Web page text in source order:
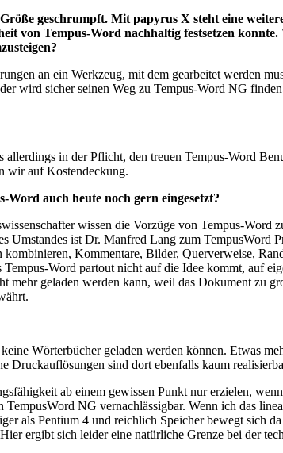
geschrumpft. Mit papyrus X steht eine
von Tempus-Word nachhaltig festsetzen
an ein Werkzeug, mit dem gearbeitet werden
wird sicher seinen Weg zu Tempus-Word NG
in der Pflicht, den treuen Tempus-Word
wir auf Kostendeckung.
auch heute noch gern eingesetzt?
wissen die Vorzüge von Tempus-Word
ist Dr. Manfred Lang zum TempusWord
Kommentare, Bilder, Querverweise,
Word partout nicht auf die Idee kommt, auf
geladen werden kann, weil das Dokument zu
Wörterbücher geladen werden können. Etwas
Druckauflösungen sind dort ebenfalls kaum
ab einem gewissen Punkt nur erzielen,
NG vernachlässigbar. Wenn ich das
als Pentium 4 und reichlich Speicher bewegt sich
ergibt sich leider eine natürliche Grenze bei der